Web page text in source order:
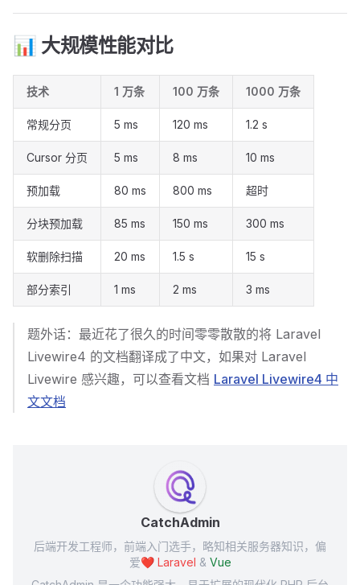
📊 大规模性能对比
技术 1 万条 100 万条 1000 万条
常规分页 5 ms 120 ms 1.2 s
Cursor 分页 5 ms 8 ms 10 ms
预加载 80 ms 800 ms 超时
分块预加载 85 ms 150 ms 300 ms
软删除扫描 20 ms 1.5 s 15 s
部分索引 1 ms 2 ms 3 ms
题外话：最近花了很久的时间零零散散的将 Laravel
Livewire4 的文档翻译成了中文，如果对 Laravel
Livewire 感兴趣，可以查看文档 Laravel Livewire4 中
文文档
CatchAdmin
后端开发工程师，前端入门选手，略知相关服务器知识，偏
爱❤️ Laravel & Vue